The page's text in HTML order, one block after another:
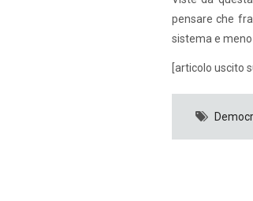
pensare che
sistema e
[articolo uscito